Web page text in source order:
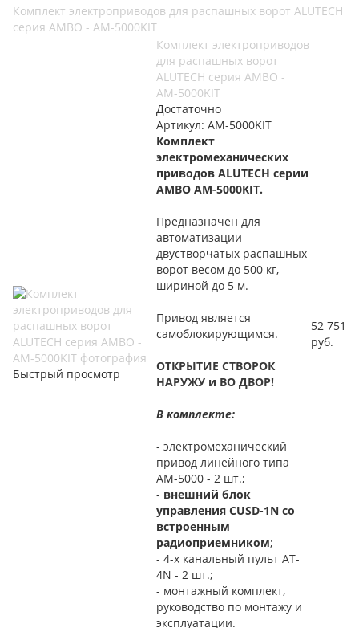
Комплект электроприводов для распашных ворот ALUTECH
серия AMBO - AM-5000KIT
Быстрый просмотр
Комплект электроприводов
для распашных ворот
ALUTECH серия AMBO -
AM-5000KIT
Достаточно
Артикул: AM-5000KIT
Комплект
электромеханических
приводов ALUTECH серии
AMBO AM-5000KIT.
Предназначен для
автоматизации
двустворчатых распашных
ворот весом до 500 кг,
шириной до 5 м.
Привод является
самоблокирующимся.
ОТКРЫТИЕ СТВОРОК
НАРУЖУ и ВО ДВОР!
В комплекте:
- электромеханический
привод линейного типа
AM-5000 - 2 шт.;
- внешний блок
управления CUSD-1N со
встроенным
радиоприемником;
- 4-х канальный пульт AT-
4N - 2 шт.;
- монтажный комплект,
руководство по монтажу и
эксплуатации.
52 751
руб.